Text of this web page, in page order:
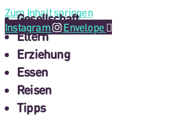
Zum Inhalt springen
Instagram
Envelope
Gesellschaft
Eltern
Erziehung
Essen
Reisen
Tipps